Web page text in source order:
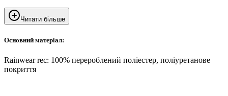
Читати більше
Основний матеріал:
Rainwear rec: 100% перероблений поліестер, поліуретанове
покриття